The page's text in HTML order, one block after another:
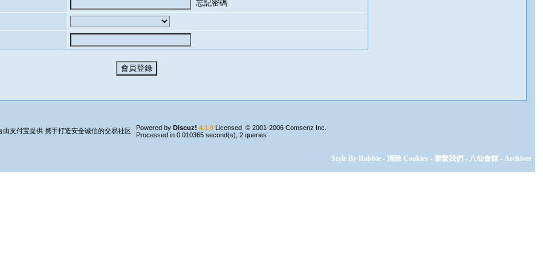
忘記密碼
Powered by Discuz! 4.1.0 Licensed© 2001-2006 Comsenz Inc.
Processed in 0.010365 second(s), 2 queries
Style By Robbie -清除 Cookies -聯繫我們 - 八仙會館 -Archiver